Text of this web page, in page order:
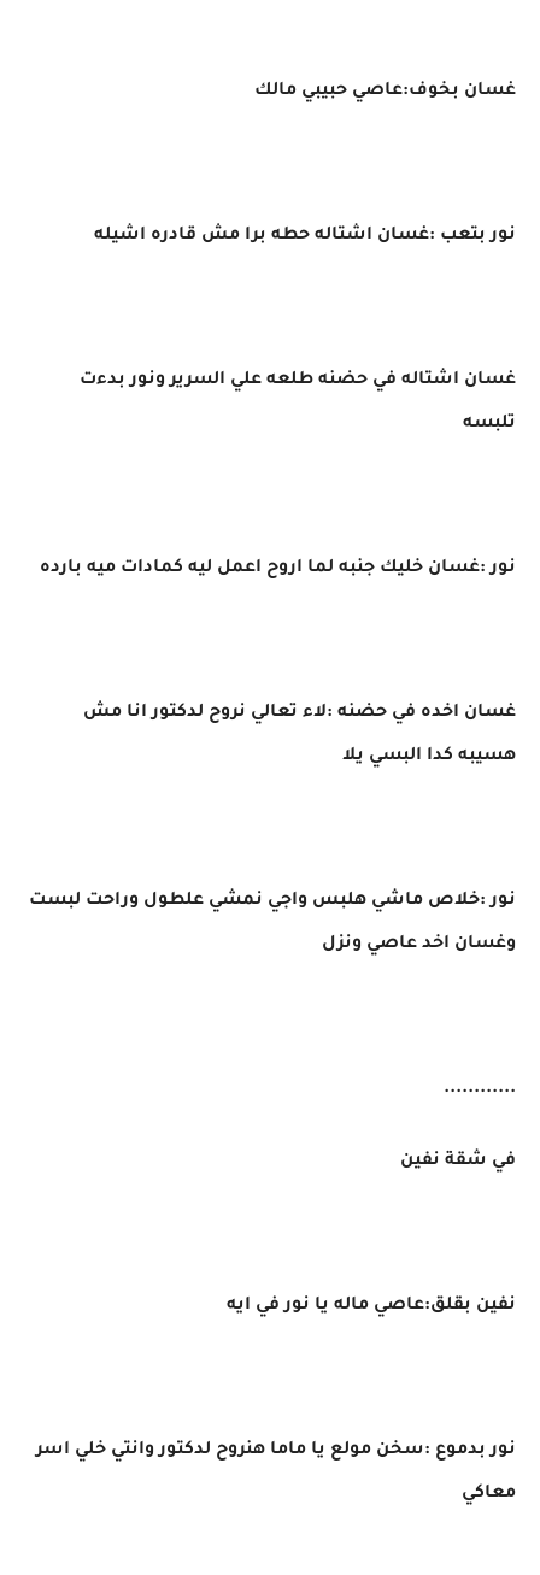
غسان بخوف:عاصي حبيبي مالك
نور بتعب :غسان اشتاله حطه برا مش قادره اشيله
غسان اشتاله في حضنه طلعه علي السرير ونور بدءت
تلبسه
نور :غسان خليك جنبه لما اروح اعمل ليه كمادات ميه بارده
غسان اخده في حضنه :لاء تعالي نروح لدكتور انا مش
هسيبه كدا البسي يلا
نور :خلاص ماشي هلبس واجي نمشي علطول وراحت لبست
وغسان اخد عاصي ونزل
............
في شقة نفين
نفين بقلق:عاصي ماله يا نور في ايه
نور بدموع :سخن مولع يا ماما هنروح لدكتور وانتي خلي اسر
معاكي